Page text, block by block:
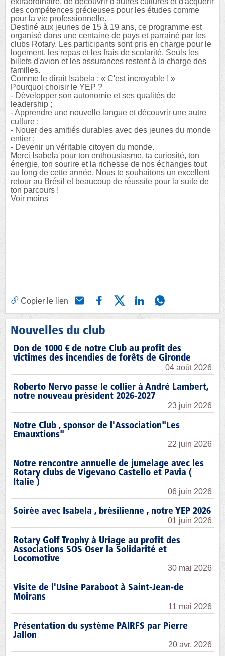
des compétences précieuses pour les études comme
pour la vie professionnelle.
Destiné aux jeunes de 15 à 19 ans, ce programme est
organisé dans une centaine de pays et parrainé par les
clubs Rotary. Les participants sont pris en charge pour le
logement, les repas et les frais de scolarité. Seuls les
billets d'avion et les assurances restent à la charge des
familles.
Comme le dirait Isabela : « C'est incroyable ! »
Pourquoi choisir le YEP ?
- Développer son autonomie et ses qualités de
leadership ;
- Apprendre une nouvelle langue et découvrir une autre
culture ;
- Nouer des amitiés durables avec des jeunes du monde
entier ;
- Devenir un véritable citoyen du monde.
Merci Isabela pour ton enthousiasme, ta curiosité, ton
énergie, ton sourire et la richesse de nos échanges tout
au long de cette année. Nous te souhaitons un excellent
retour au Brésil et beaucoup de réussite pour la suite de
ton parcours !
Voir moins
Copier le lien
Nouvelles du club
Don de 1000 € de notre Club au profit des
victimes des incendies de forêts de Gironde
04 août 2026
Roberto Nervo passe le collier à André Lambert,
notre nouveau président 2026-2027
23 juin 2026
Notre Club , sponsor de l'Association"Les
Emauxtions"
22 juin 2026
Notre rencontre annuelle de jumelage avec les
Rotary clubs de Vigevano Castello et Pavia (
Italie )
06 juin 2026
Soirée avec Isabela , brésilienne , notre YEP 2026
01 juin 2026
Rotary Golf Trophy à Uriage au profit des
Associations SOS Oser la Solidarité et
Locomotive
30 mai 2026
Visite de l'Usine Paraboot à Saint-Jean-de
Moirans
11 mai 2026
Présentation du système PAIRFS par Pierre
Jallon
20 avr. 2026